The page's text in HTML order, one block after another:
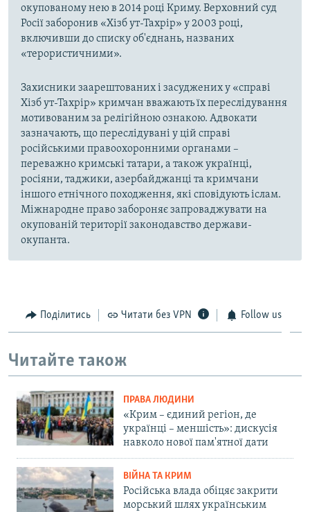
окупованому нею в 2014 році Криму. Верховний суд
Росії заборонив «Хізб ут-Тахрір» у 2003 році,
включивши до списку об'єднань, названих
«терористичними».
Захисники заарештованих і засуджених у «справі
Хізб ут-Тахрір» кримчан вважають їх переслідування
мотивованим за релігійною ознакою. Адвокати
зазначають, що переслідувані у цій справі
російськими правоохоронними органами –
переважно кримські татари, а також українці,
росіяни, таджики, азербайджанці та кримчани
іншого етнічного походження, які сповідують іслам.
Міжнародне право забороняє запроваджувати на
окупованій території законодавство держави-
окупанта.
Поділитись Читати без VPN Follow us
Читайте також
ПРАВА ЛЮДИНИ
«Крим – єдиний регіон, де
українці – меншість»: дискусія
навколо нової пам'ятної дати
ВІЙНА ТА КРИМ
Російська влада обіцяє закрити
морський шлях українським